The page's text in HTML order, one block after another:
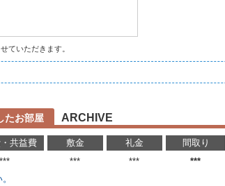
ていただきます。
たお部屋 ARCHIVE
共益費 敷金 礼金 間取り
*** *** *** ***